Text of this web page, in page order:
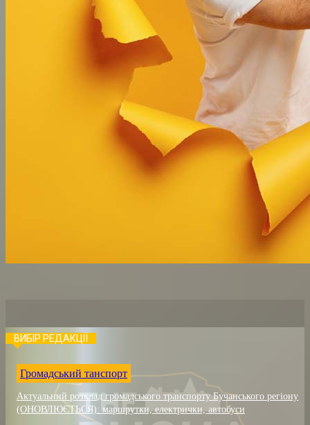
ВИБІР РЕДАКЦІЇ
Громадський танспорт
Актуальний розклад громадського транспорту Бучанського регіону
(ОНОВЛЮЄТЬСЯ): маршрутки, електрички, автобуси